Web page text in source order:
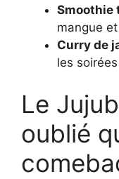
Smoothie
mangue
Curry de
les soirées
Le
oublié